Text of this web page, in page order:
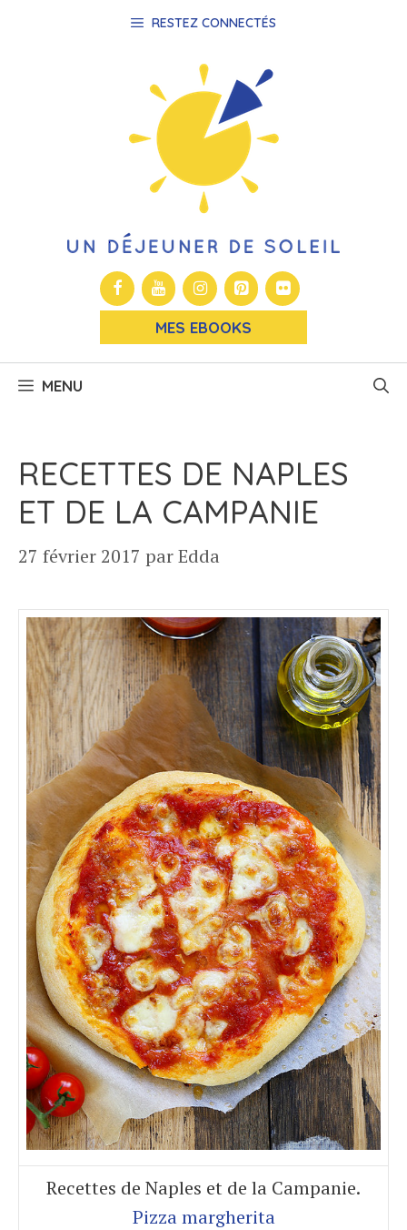
RESTEZ CONNECTÉS
MES EBOOKS
MENU
RECETTES DE NAPLES
ET DE LA CAMPANIE
27 février 2017 parEdda
Recettes de Naples et de la Campanie.
Pizza margherita